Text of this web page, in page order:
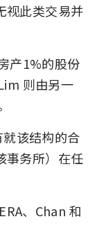
视此类交易并
产1%的股份
则由另一
该结构的合
务所）在任
、Chan 和